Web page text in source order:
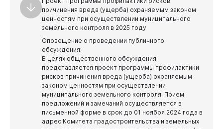
Виртуальнаяприемная
причинения вреда (ущерба) охраняемым законом
ценностям при осуществлении муниципального
земельного контроля в 2025 году
Оповещение о проведении публичного
обсуждения:
В целях общественного обсуждения
представляется проект программы профилактики
рисков причинения вреда (ущерба) охраняемым
законом ценностям при осуществлении
муниципального земельного контроля. Прием
предложений и замечаний осуществляется в
письменной форме в срок до 01 ноября 2024 года в
адрес Комитета градостроительства и земельных